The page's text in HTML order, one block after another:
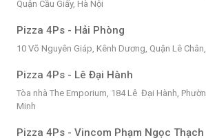
Quận Cầu Giấy, Hà Nội
Pizza 4Ps - Hải Phòng
10 Võ Nguyên Giáp, Kênh Dương, Quận Lê
Pizza 4Ps - Lê Đại Hành
Tòa nhà The Emporium, 184 Lê Đại Hành,
Minh
Pizza 4Ps - Vincom Phạm Ngọc Thạch